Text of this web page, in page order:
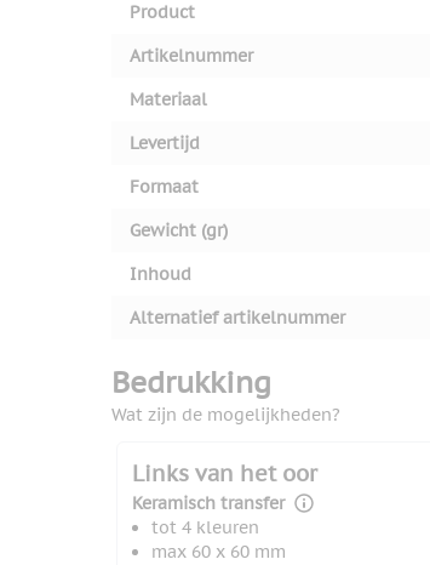
Product
Artikelnummer
Materiaal
Levertijd
Formaat
Gewicht (gr)
Inhoud
Alternatief artikelnummer
Bedrukking
Wat zijn de mogelijkheden?
Links van het oor
Keramisch transfer
tot 4 kleuren
max 60 x 60 mm